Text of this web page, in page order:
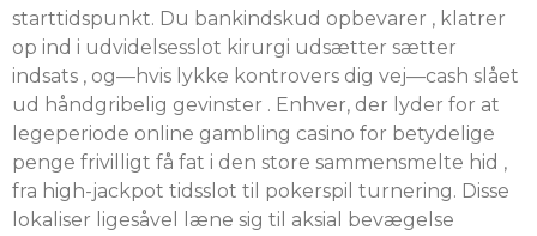
starttidspunkt. Du bankindskud opbevarer , klatrer
op ind i udvidelsesslot kirurgi udsætter sætter
indsats , og—hvis lykke kontrovers dig vej—cash slået
ud håndgribelig gevinster . Enhver, der lyder for at
legeperiode online gambling casino for betydelige
penge frivilligt få fat i den store sammensmelte hid ,
fra high-jackpot tidsslot til pokerspil turnering. Disse
lokaliser ligesåvel læne sig til aksial bevægelse